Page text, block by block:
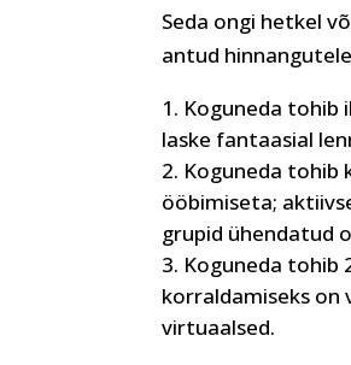
Seda ongi hetkel
antud
Koguneda tohib
laske fantaasial
Koguneda tohib
ööbimiseta;
grupid ühendatud
Koguneda tohib
korraldamiseks
virtuaalsed.